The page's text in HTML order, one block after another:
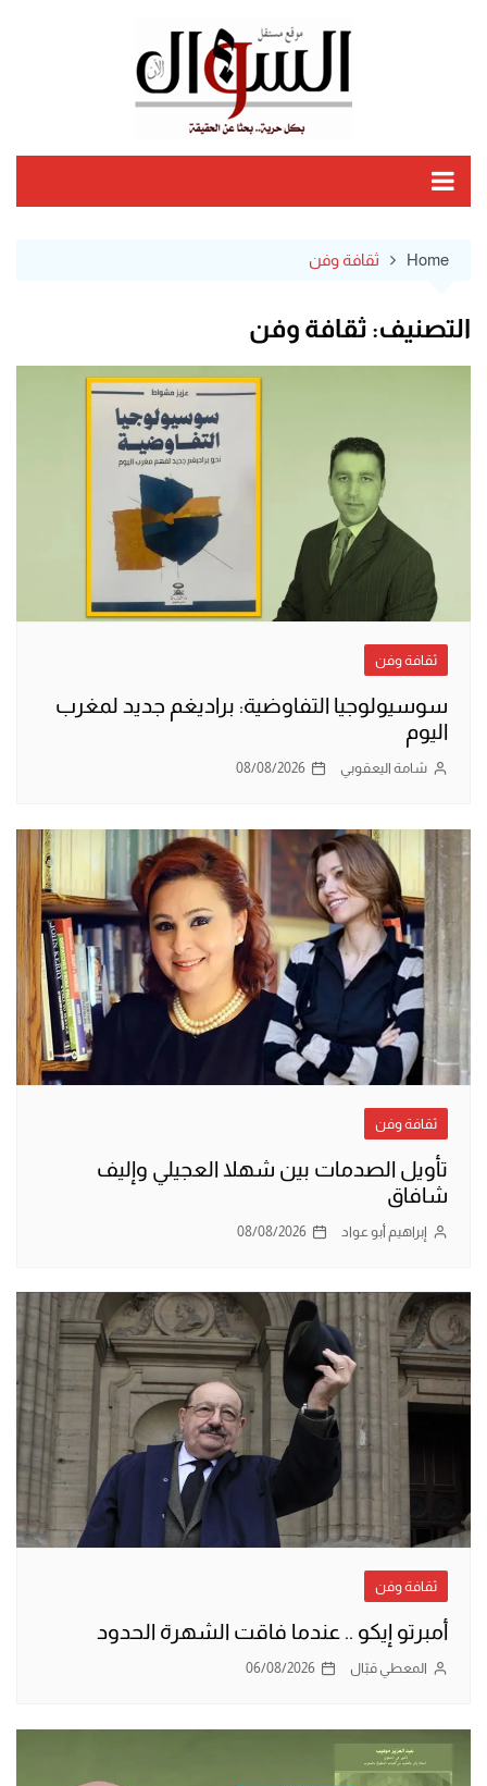
Home ثقافة وفن
التصنيف: ثقافة وفن
ثقافة وفن
سوسيولوجيا التفاوضية: براديغم جديد لمغرب
اليوم
شامة اليعقوبي 08/08/2026
ثقافة وفن
تأويل الصدمات بين شهلا العجيلي وإليف
شافاق
إبراهيم أبو عواد 08/08/2026
ثقافة وفن
أمبرتو إيكو .. عندما فاقت الشهرة الحدود
المعطي قبّال 06/08/2026